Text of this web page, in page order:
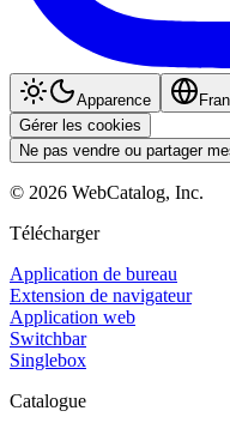
Apparence
Gérer les cookies
Ne pas vendre ou partager
© 2026 WebCatalog, Inc.
Télécharger
Application de bureau
Extension de navigateur
Application web
Switchbar
Singlebox
Catalogue